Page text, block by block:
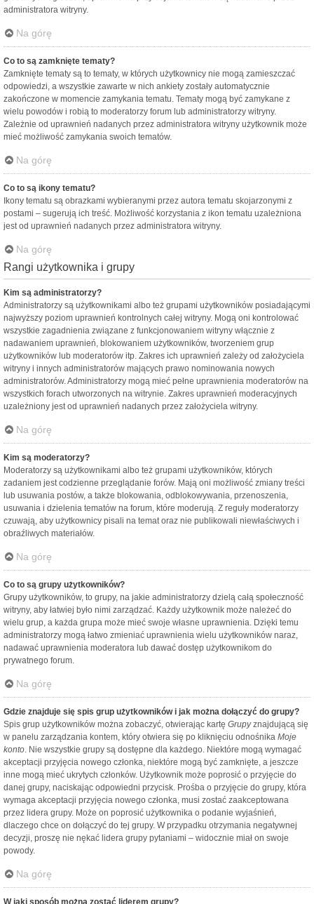
administratora witryny.
Na górę
Co to są zamknięte tematy?
Zamknięte tematy są to tematy, w których użytkownicy nie mogą zamieszczać
odpowiedzi, a wszystkie zawarte w nich ankiety zostały automatycznie
zakończone w momencie zamykania tematu. Tematy mogą być zamykane z
wielu powodów i robią to moderatorzy forum lub administratorzy witryny.
Zależnie od uprawnień nadanych przez administratora witryny użytkownik może
mieć możliwość zamykania swoich tematów.
Na górę
Co to są ikony tematu?
Ikony tematu są obrazkami wybieranymi przez autora tematu skojarzonymi z
postami – sugerują ich treść. Możliwość korzystania z ikon tematu uzależniona
jest od uprawnień nadanych przez administratora witryny.
Na górę
Rangi użytkownika i grupy
Kim są administratorzy?
Administratorzy są użytkownikami albo też grupami użytkowników posiadającymi
najwyższy poziom uprawnień kontrolnych całej witryny. Mogą oni kontrolować
wszystkie zagadnienia związane z funkcjonowaniem witryny włącznie z
nadawaniem uprawnień, blokowaniem użytkowników, tworzeniem grup
użytkowników lub moderatorów itp. Zakres ich uprawnień zależy od założyciela
witryny i innych administratorów mających prawo nominowania nowych
administratorów. Administratorzy mogą mieć pełne uprawnienia moderatorów na
wszystkich forach utworzonych na witrynie. Zakres uprawnień moderacyjnych
uzależniony jest od uprawnień nadanych przez założyciela witryny.
Na górę
Kim są moderatorzy?
Moderatorzy są użytkownikami albo też grupami użytkowników, których
zadaniem jest codzienne przeglądanie forów. Mają oni możliwość zmiany treści
lub usuwania postów, a także blokowania, odblokowywania, przenoszenia,
usuwania i dzielenia tematów na forum, które moderują. Z reguły moderatorzy
czuwają, aby użytkownicy pisali na temat oraz nie publikowali niewłaściwych i
obraźliwych materiałów.
Na górę
Co to są grupy użytkowników?
Grupy użytkowników, to grupy, na jakie administratorzy dzielą całą społeczność
witryny, aby łatwiej było nimi zarządzać. Każdy użytkownik może należeć do
wielu grup, a każda grupa może mieć swoje własne uprawnienia. Dzięki temu
administratorzy mogą łatwo zmieniać uprawnienia wielu użytkowników naraz,
nadawać uprawnienia moderatora lub dawać dostęp użytkownikom do
prywatnego forum.
Na górę
Gdzie znajduje się spis grup użytkowników i jak można dołączyć do grupy?
Spis grup użytkowników można zobaczyć, otwierając kartę Grupyznajdującą się
w panelu zarządzania kontem, który otwiera się po kliknięciu odnośnika Moje
konto. Nie wszystkie grupy są dostępne dla każdego. Niektóre mogą wymagać
akceptacji przyjęcia nowego członka, niektóre mogą być zamknięte, a jeszcze
inne mogą mieć ukrytych członków. Użytkownik może poprosić o przyjęcie do
danej grupy, naciskając odpowiedni przycisk. Prośba o przyjęcie do grupy, która
wymaga akceptacji przyjęcia nowego członka, musi zostać zaakceptowana
przez lidera grupy. Może on poprosić użytkownika o podanie wyjaśnień,
dlaczego chce on dołączyć do tej grupy. W przypadku otrzymania negatywnej
decyzji, proszę nie nękać lidera grupy pytaniami – widocznie miał on swoje
powody.
Na górę
W jaki sposób można zostać liderem grupy?